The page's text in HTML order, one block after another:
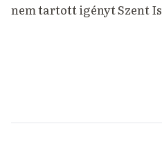
nem tartott igényt Szent